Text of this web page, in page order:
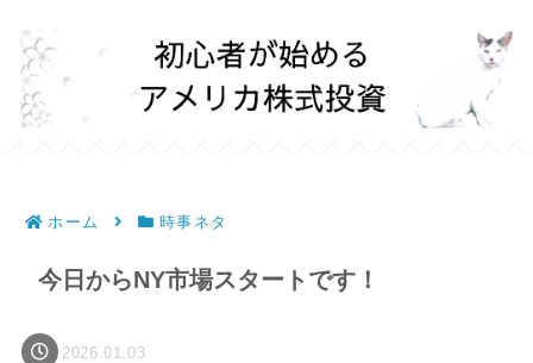
ホーム 時事ネタ
今日からNY市場スタートです！
2026.01.03